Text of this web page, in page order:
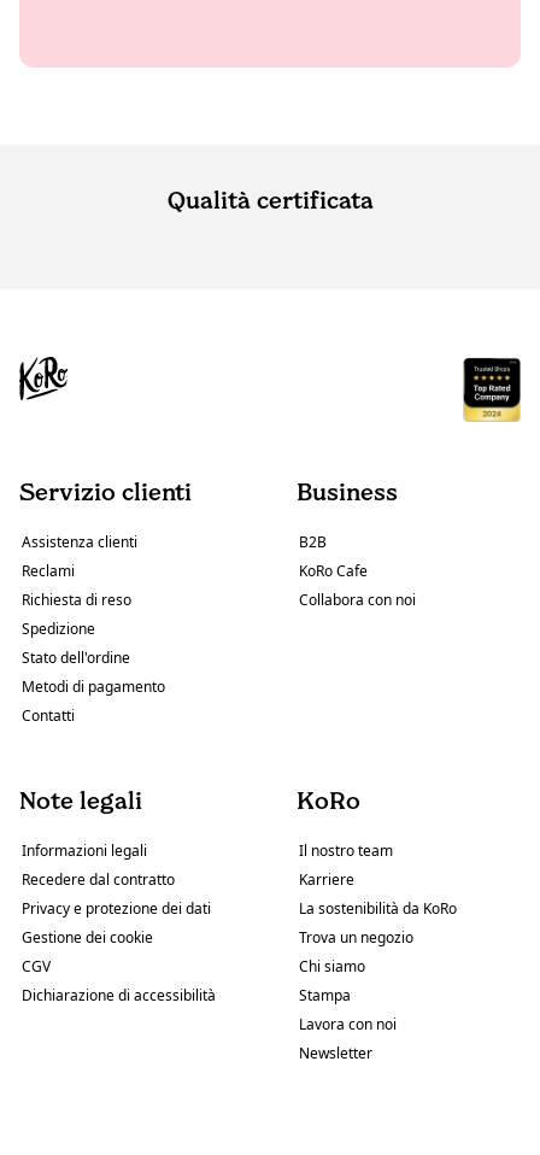
Qualità certificata
Servizio clienti
Assistenza clienti
Reclami
Richiesta di reso
Spedizione
Stato dell'ordine
Metodi di pagamento
Contatti
Business
B2B
KoRo Cafe
Collabora con noi
Note legali
Informazioni legali
Recedere dal contratto
Privacy e protezione dei dati
Gestione dei cookie
CGV
Dichiarazione di accessibilità
KoRo
Il nostro team
Karriere
La sostenibilità da KoRo
Trova un negozio
Chi siamo
Stampa
Lavora con noi
Newsletter